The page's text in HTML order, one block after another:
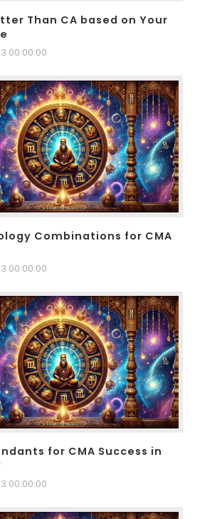
Than CA based on Your
00:00:00
Combinations for CMA
00:00:00
for CMA Success in
00:00:00